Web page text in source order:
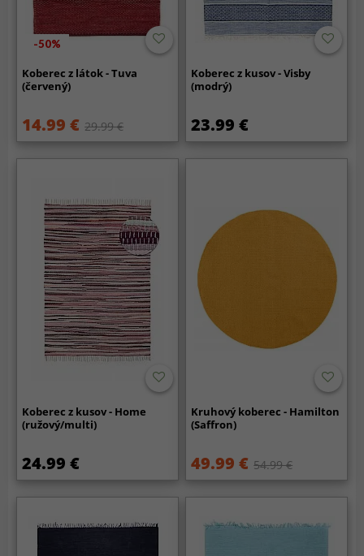
-50%
Koberec z látok - Tuva
(červený)
14.99 € 29.99 €
Koberec z kusov - Visby
(modrý)
23.99 €
Koberec z kusov - Home
(ružový/multi)
24.99 €
Kruhový koberec - Hamilton
(Saffron)
49.99 € 54.99 €